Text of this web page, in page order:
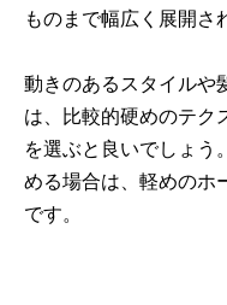
ものまで幅広く展開さ
動きのあるスタイルや
は、比較的硬めのテク
を選ぶと良いでしょう
める場合は、軽めのホ
です。